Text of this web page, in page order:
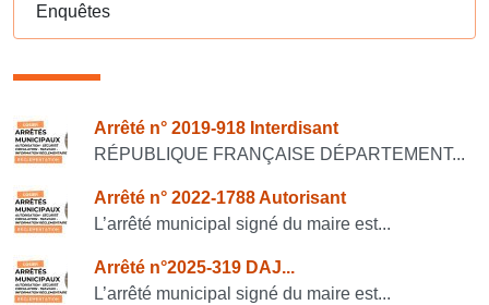
Enquêtes
Consulter également
Arrêté n° 2019-918 Interdisant
RÉPUBLIQUE FRANÇAISE DÉPARTEMENT...
Arrêté n° 2022-1788 Autorisant
L’arrêté municipal signé du maire est...
Arrêté n°2025-319 DAJ...
L’arrêté municipal signé du maire est...